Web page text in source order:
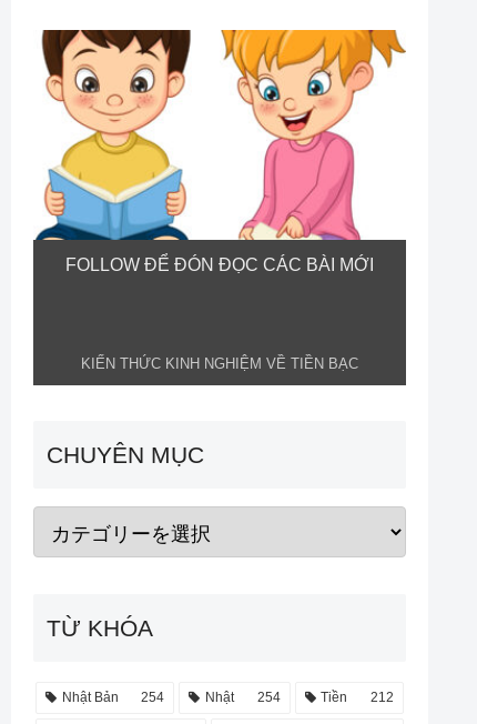
FOLLOW ĐỂ ĐÓN ĐỌC CÁC BÀI MỚI
KIẾN THỨC KINH NGHIỆM VỀ TIỀN BẠC
CHUYÊN MỤC
TỪ KHÓA
Nhật Bản 254 Nhật 254 Tiền 212